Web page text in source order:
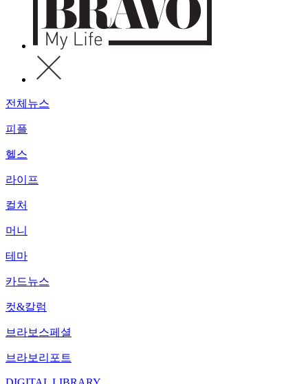
전체뉴스
피플
헬스
라이프
컬처
머니
테마
카드뉴스
컷&칼럼
브라보스페셜
브라보리포트